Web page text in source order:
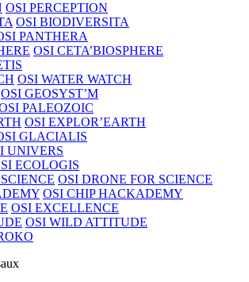
OSI PERCEPTION
OSI BIODIVERSITA
PANTHERA
OSI CETA’BIOSPHERE
OSI WATER WATCH
OSI GEOSYST’M
PALEOZOIC
OSI EXPLOR’EARTH
GLACIALIS
UNIVERS
ECOLOGIS
OSI DRONE FOR SCIENCE
OSI CHIP HACKADEMY
OSI EXCELLENCE
OSI WILD ATTITUDE